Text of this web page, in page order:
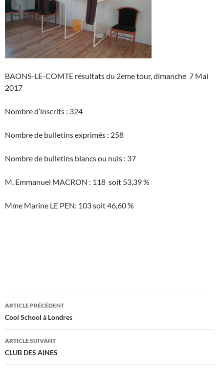
BAONS-LE-COMTE résultats du 2eme tour, dimanche 7 Mai
2017
Nombre d’inscrits : 324
Nombre de bulletins exprimés : 258
Nombre de bulletins blancs ou nuls : 37
M. Emmanuel MACRON : 118 soit 53,39 %
Mme Marine LE PEN: 103 soit 46,60 %
Navigation
des
articles
ARTICLE PRÉCÉDENT
Cool School à Londres
ARTICLE SUIVANT
CLUB DES AINES